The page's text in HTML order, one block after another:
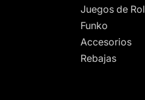
Juegos de Rol
Funko
Accesorios
Rebajas